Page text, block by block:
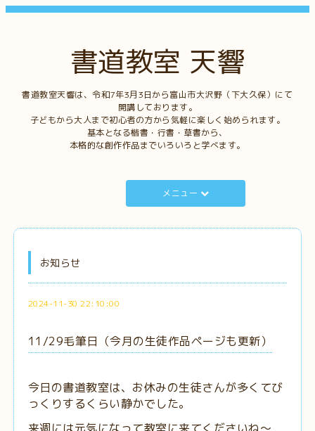
書道教室 天響
書道教室天響は、令和7年3月3日から富山市大沢野（下大久保）にて
開講しております。
子どもから大人まで初心者の方から気軽に楽しく始められます。
基本となる楷書・行書・草書から、
本格的な創作作品までいろいろと学べます。
メニュー
お知らせ
2024-11-30 22:10:00
11/29毛筆日（今月の生徒作品ページも更新）
今日の書道教室は、お休みの生徒さんが多くてび
っくりするくらい静かでした。